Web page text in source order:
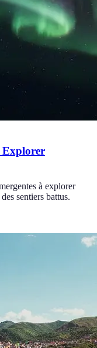
Explorer
à explorer
sentiers battus.